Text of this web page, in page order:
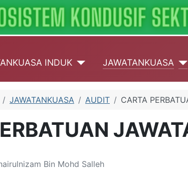
INDUK JAWATANKUASA
JAWATANKUASA AUDIT CARTA
Bin Mohd Salleh